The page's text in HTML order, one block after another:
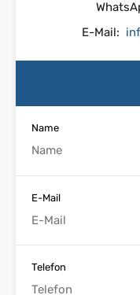
E-Mail:
Name
E-Mail
Telefon